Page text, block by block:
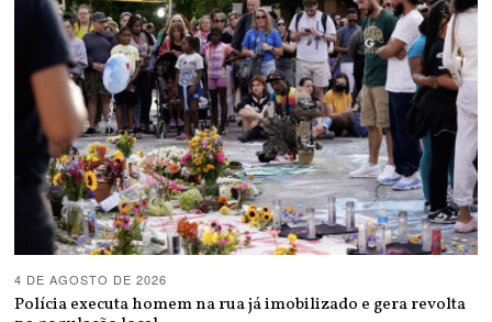
4 DE AGOSTO DE 2026
Polícia executa homem na rua já imobilizado e gera revolta